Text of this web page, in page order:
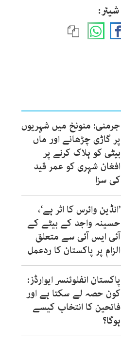
شیئر:
جرمنی: منونخ میں شہریوں
پر گاڑی چڑھانے اور ماں
بیٹی کو ہلاک کرنے پر
افغان شہری کو عمر قید
کی سزا
’انڈین وائرس کا اثر ہے‘،
حسینہ واجد کے بیٹے کے
آئی ایس آئی سے متعلق
الزام پر پاکستان کا ردعمل
پاکستان انفلوئنسر ایوارڈز:
کون حصہ لے سکتا ہے اور
فاتحین کا انتخاب کیسے
ہوگا؟